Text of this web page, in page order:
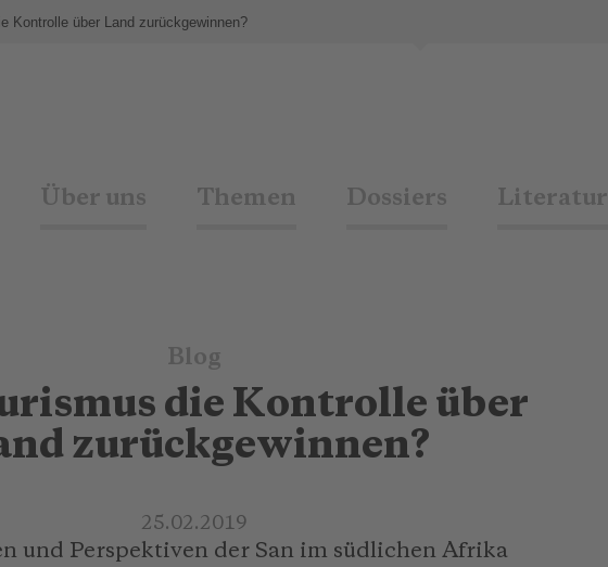
Kontrolle über Land zurückgewinnen?
Über uns Themen Dossiers Literatur
Blog
die Kontrolle über
zurückgewinnen?
25.02.2019
und Perspektiven der San im südlichen Afrika